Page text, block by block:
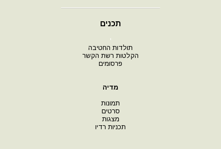
תכנים
י
תולדות החטיבה
הקלטות רשת הקשר
פרסומים
מדיה
תמונות
סרטים
מצגות
תכניות רדיו